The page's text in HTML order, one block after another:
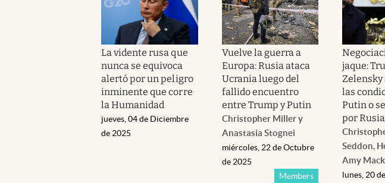
La vidente rusa que
nunca se equivoca
alertó por un peligro
inminente que corre
la Humanidad
jueves, 04 de Diciembre
de 2025
Vuelve la guerra a
Europa: Rusia ataca
Ucrania luego del
fallido encuentro
entre Trump y Putin
Christopher Miller y
Anastasia Stognei
Members
miércoles, 22 de Octubre
de 2025
jaque:
las
Putin o
por Rusia
Seddon,
Amy
lunes, 20